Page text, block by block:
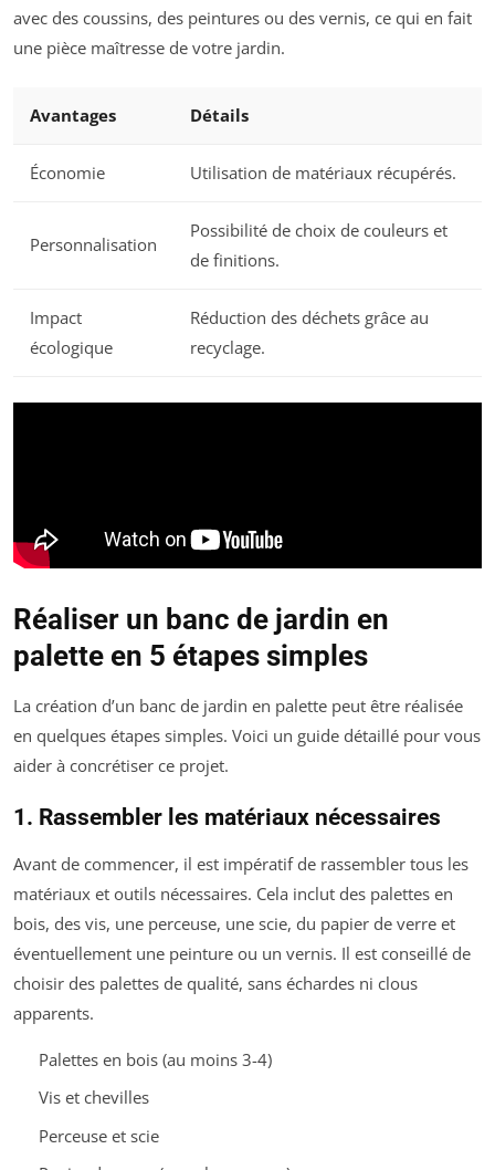
avec des coussins, des peintures ou des vernis, ce qui en fait
une pièce maîtresse de votre jardin.
Avantages Détails
Économie Utilisation de matériaux récupérés.
Personnalisation
Possibilité de choix de couleurs et
de finitions.
Impact
écologique
Réduction des déchets grâce au
recyclage.
Réaliser un banc de jardin en
palette en 5 étapes simples
La création d’un banc de jardin en palette peut être réalisée
en quelques étapes simples. Voici un guide détaillé pour vous
aider à concrétiser ce projet.
1. Rassembler les matériaux nécessaires
Avant de commencer, il est impératif de rassembler tous les
matériaux et outils nécessaires. Cela inclut des palettes en
bois, des vis, une perceuse, une scie, du papier de verre et
éventuellement une peinture ou un vernis. Il est conseillé de
choisir des palettes de qualité, sans échardes ni clous
apparents.
Palettes en bois (au moins 3-4)
Vis et chevilles
Perceuse et scie